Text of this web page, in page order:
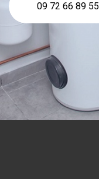
09 72 66 89 55